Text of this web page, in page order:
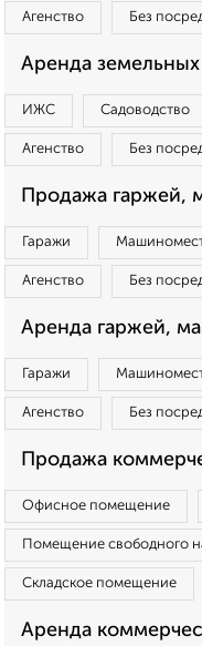
Агенство Без
Аренда земельных
ИЖС Садоводство
Агенство Без
Продажа гаржей,
Гаражи
Агенство Без
Аренда гаржей,
Гаражи
Агенство Без
Продажа
Офисное помещение
Помещение свободного
Складское помещение
Аренда